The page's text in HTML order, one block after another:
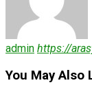
admin https://
You May Also